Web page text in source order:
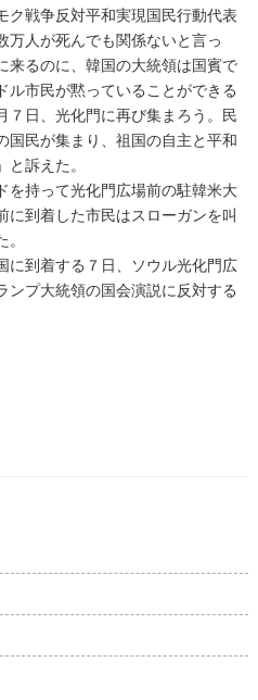
ク戦争反対平和実現国民行動代表
万人が死んでも関係ないと言っ
来るのに、韓国の大統領は国賓で
ル市民が黙っていることができる
７日、光化門に再び集まろう。民
国民が集まり、祖国の自主と平和
訴えた。
を持って光化門広場前の駐韓米大
に到着した市民はスローガンを叫
に到着する７日、ソウル光化門広
ンプ大統領の国会演説に反対する